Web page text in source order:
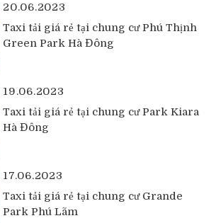
20.06.2023
Taxi tải giá rẻ tại chung cư Phú Thịnh
Green Park Hà Đông
19.06.2023
Taxi tải giá rẻ tại chung cư Park Kiara
Hà Đông
17.06.2023
Taxi tải giá rẻ tại chung cư Grande
Park Phú Lãm